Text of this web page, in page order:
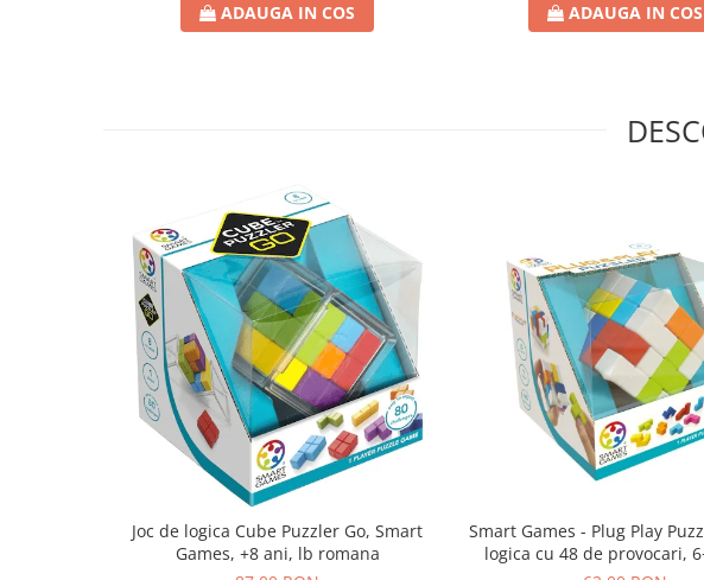
ADAUGA IN COS ADAUGA IN COS
Joc de logica Cube Puzzler Go, Smart
Games, +8 ani, lb romana
Smart Games - Plug Play Puzzler, joc de
logica cu 48 de provocari,